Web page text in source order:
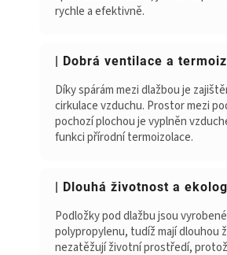
rychle a efektivně.
| Dobrá ventilace a
Díky spárám mezi dlažbou je
cirkulace vzduchu. Prostor mezi
pochozí plochou je vyplněn
funkci přírodní termoizolace.
| Dlouhá životnost a
Podložky pod dlažbu jsou
polypropylenu, tudíž mají dlouhou
nezatěžují životní prostředí,